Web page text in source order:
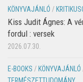
KÖNYVAJÁNLÓ /
Kiss Judit Ágnes: A
fordul : versek
2026.07.30.
E-BOOKS / KÖNYVAJÁNLÓ